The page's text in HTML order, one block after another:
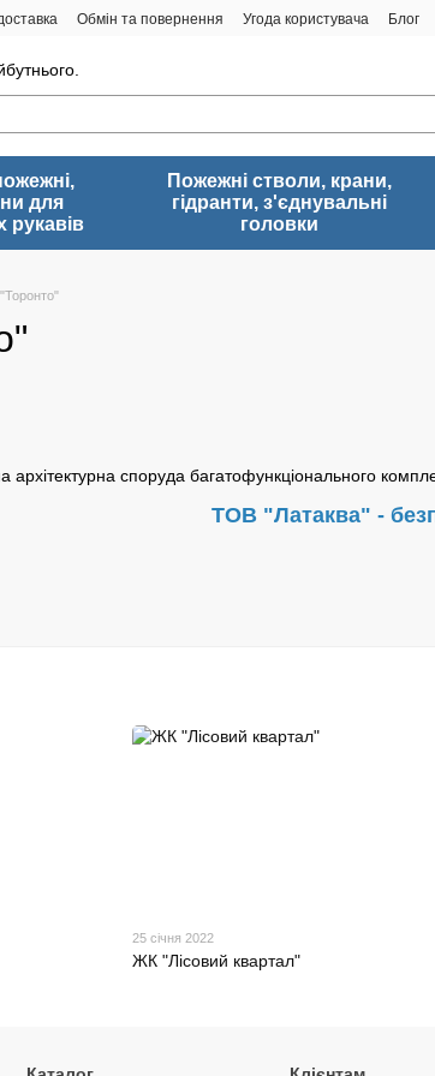
Обмін та повернення Угода користувача Блог
для
рукавів
Пожежні стволи, крани,
гідранти, з'єднувальні
головки
архітектурна споруда багатофункціонального
ТОВ "Латаква" -
25 січня 2022
ЖК "Лісовий квартал"